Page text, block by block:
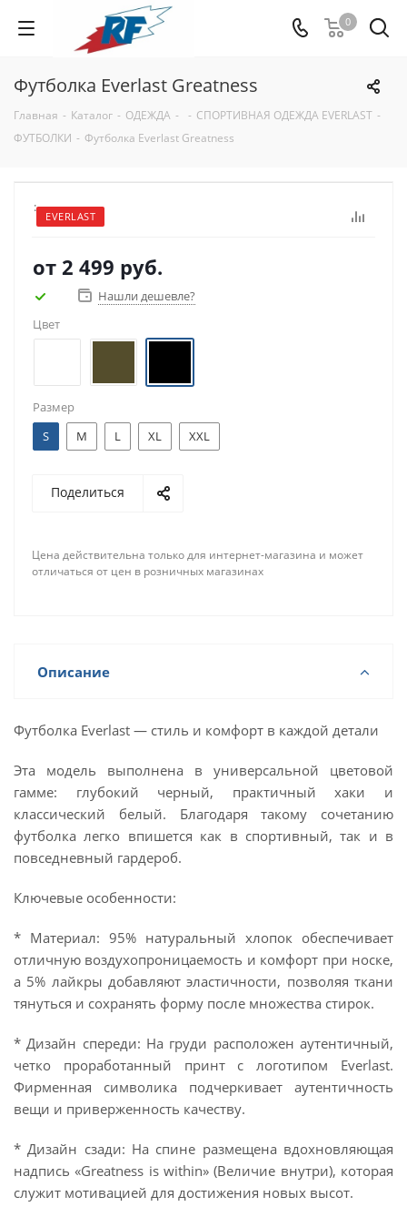
0
Футболка Everlast Greatness
Главная - Каталог - ОДЕЖДА - - СПОРТИВНАЯ ОДЕЖДА EVERLAST -
ФУТБОЛКИ - Футболка Everlast Greatness
EVERLAST
:
от 2 499 руб.
Нашли дешевле?
Цвет
Размер
S
M L XL XXL
Поделиться
Цена действительна только для интернет-магазина и может
отличаться от цен в розничных магазинах
Описание
Футболка Everlast — стиль и комфорт в каждой детали
Эта модель выполнена в универсальной цветовой
гамме: глубокий черный, практичный хаки и
классический белый. Благодаря такому сочетанию
футболка легко впишется как в спортивный, так и в
повседневный гардероб.
Ключевые особенности:
* Материал: 95% натуральный хлопок обеспечивает
отличную воздухопроницаемость и комфорт при носке,
а 5% лайкры добавляют эластичности, позволяя ткани
тянуться и сохранять форму после множества стирок.
* Дизайн спереди: На груди расположен аутентичный,
четко проработанный принт с логотипом Everlast.
Фирменная символика подчеркивает аутентичность
вещи и приверженность качеству.
* Дизайн сзади: На спине размещена вдохновляющая
надпись «Greatness is within» (Величие внутри), которая
служит мотивацией для достижения новых высот.